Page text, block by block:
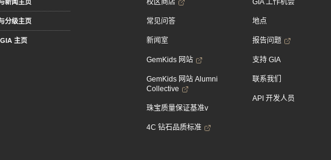
新闻主页
分级主页
主页
校区商店
常见问答
新闻室
GemKids 网站
GemKids 网站 Alumni
Collective
珠宝质量保证基准v
4C 钻石品质标准
GIA 工作机会
地点
报告问题
支持 GIA
联系我们
API 开发人员